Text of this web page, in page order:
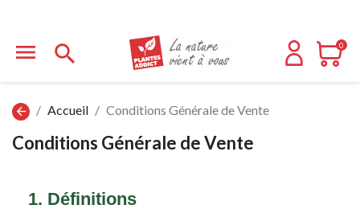
  0
arrow_back Accueil Conditions Générale de Vente
Conditions Générale de Vente
1. Définitions